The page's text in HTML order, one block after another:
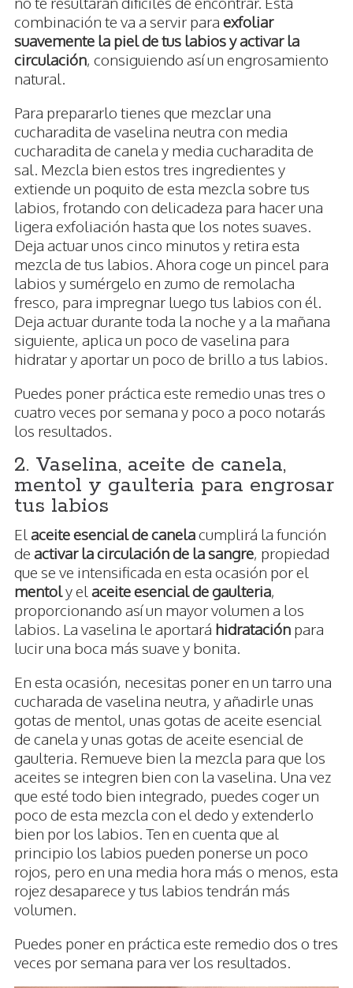
combinación te va a servir para exfoliar
suavemente la piel de tus labios y activar la
circulación, consiguiendo así un engrosamiento
natural.
Para prepararlo tienes que mezclar una
cucharadita de vaselina neutra con media
cucharadita de canela y media cucharadita de
sal. Mezcla bien estos tres ingredientes y
extiende un poquito de esta mezcla sobre tus
labios, frotando con delicadeza para hacer una
ligera exfoliación hasta que los notes suaves.
Deja actuar unos cinco minutos y retira esta
mezcla de tus labios. Ahora coge un pincel para
labios y sumérgelo en zumo de remolacha
fresco, para impregnar luego tus labios con él.
Deja actuar durante toda la noche y a la mañana
siguiente, aplica un poco de vaselina para
hidratar y aportar un poco de brillo a tus labios.
Puedes poner práctica este remedio unas tres o
cuatro veces por semana y poco a poco notarás
los resultados.
2. Vaselina, aceite de canela,
mentol y gaulteria para engrosar
tus labios
El aceite esencial de canelacumplirá la función
de activar la circulación de la sangre, propiedad
que se ve intensificada en esta ocasión por el
mentoly el aceite esencial de gaulteria,
proporcionando así un mayor volumen a los
labios. La vaselina le aportará hidratación para
lucir una boca más suave y bonita.
En esta ocasión, necesitas poner en un tarro una
cucharada de vaselina neutra, y añadirle unas
gotas de mentol, unas gotas de aceite esencial
de canela y unas gotas de aceite esencial de
gaulteria. Remueve bien la mezcla para que los
aceites se integren bien con la vaselina. Una vez
que esté todo bien integrado, puedes coger un
poco de esta mezcla con el dedo y extenderlo
bien por los labios. Ten en cuenta que al
principio los labios pueden ponerse un poco
rojos, pero en una media hora más o menos, esta
rojez desaparece y tus labios tendrán más
volumen.
Puedes poner en práctica este remedio dos o tres
veces por semana para ver los resultados.